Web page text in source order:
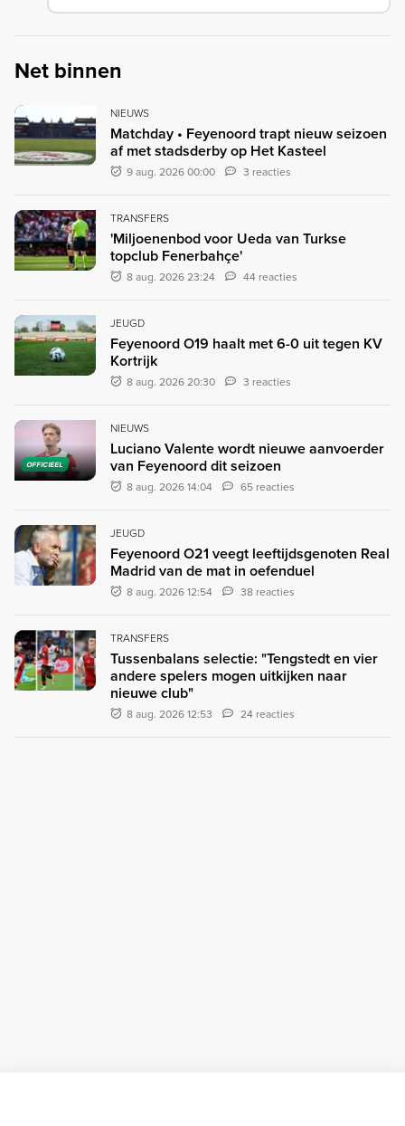
Net binnen
NIEUWS
Matchday • Feyenoord trapt nieuw seizoen
af met stadsderby op Het Kasteel
9 aug. 2026 00:00 3 reacties
TRANSFERS
'Miljoenenbod voor Ueda van Turkse
topclub Fenerbahçe'
8 aug. 2026 23:24 44 reacties
JEUGD
Feyenoord O19 haalt met 6-0 uit tegen KV
Kortrijk
8 aug. 2026 20:30 3 reacties
OFFICIEEL
NIEUWS
Luciano Valente wordt nieuwe aanvoerder
van Feyenoord dit seizoen
8 aug. 2026 14:04 65 reacties
JEUGD
Feyenoord O21 veegt leeftijdsgenoten Real
Madrid van de mat in oefenduel
8 aug. 2026 12:54 38 reacties
TRANSFERS
Tussenbalans selectie: "Tengstedt en vier
andere spelers mogen uitkijken naar
nieuwe club"
8 aug. 2026 12:53 24 reacties